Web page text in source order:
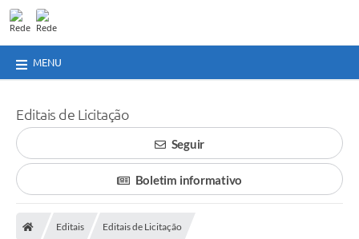
MENU
Editais de Licitação
Seguir
Boletim informativo
Editais Editais de Licitação